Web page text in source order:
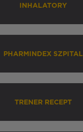
INHALATORY
PHARMINDEX SZPITAL
TRENER RECEPT